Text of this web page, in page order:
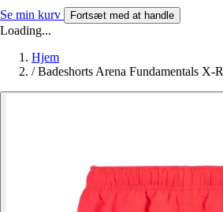
Se min kurv Fortsæt med at handle
Loading...
Hjem
/ Badeshorts Arena Fundamentals X-R